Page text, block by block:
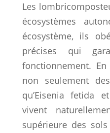
Les
écosystèmes
écosystème, ils
précises qui
fonctionnement.
non seulement
qu’Eisenia fetida
vivent
supérieure des sols